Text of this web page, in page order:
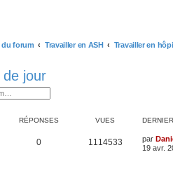
du forum Travailler en ASH
de jour
RÉPONSES VUES
0 1114533 par
19 avr.